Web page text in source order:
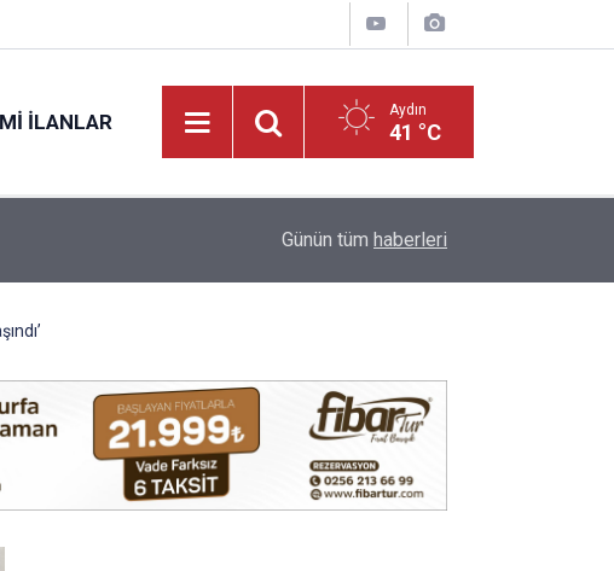
İLANLAR Aydın
41 °C
atıldı Didim Mavişehir Pazar Yeri’nde tatilci akını
Günün tüm haberleri